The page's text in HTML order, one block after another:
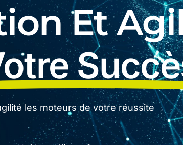
Et
les moteurs de votre réussite